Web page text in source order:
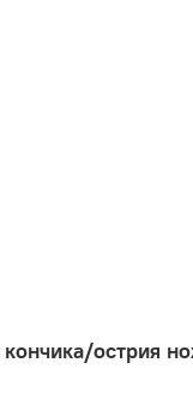
острия